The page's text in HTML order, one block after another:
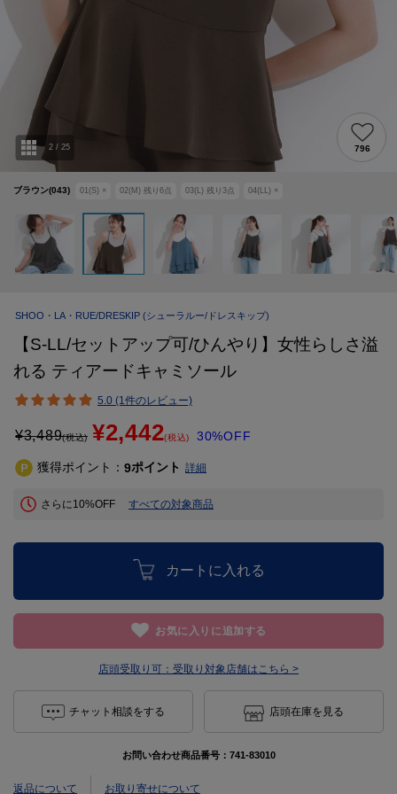
ブラウン(043) 01(S) × 02(M) 残り 6点 03(L) 残り 3点 04(LL) ×
2 / 25 796
SHOO・LA・RUE/DRESKIP (シューラルー/ドレスキップ)
【S-LL/セットアップ可/ひんやり】女性らしさ溢
れる ティアードキャミソール
5.0 (1件のレビュー)
¥3,489(税込) ¥2,442(税込) 30%OFF
獲得ポイント： 9ポイント 詳細
さらに10%OFF すべての対象商品
カートに入れる
お気に入りに追加する
店頭受取り可： 受取り対象店舗はこちら >
チャット相談をする 店頭在庫を見る
お問い合わせ商品番号： 741-83010
返品について お取り寄せについて